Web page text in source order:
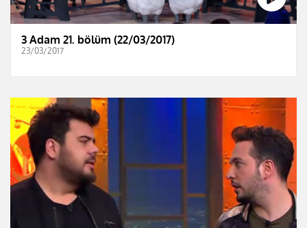
3 Adam 21. bölüm (22/03/2017)
23/03/2017